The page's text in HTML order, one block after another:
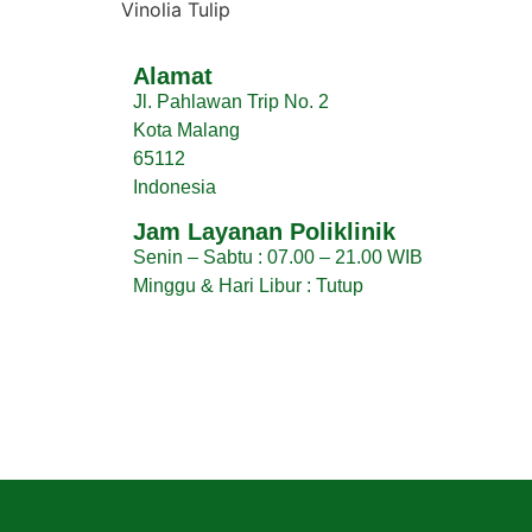
Vinolia Tulip
Alamat
Jl. Pahlawan Trip No. 2
Kota Malang
65112
Indonesia
Jam Layanan Poliklinik
Senin – Sabtu : 07.00 – 21.00 WIB
Minggu & Hari Libur : Tutup